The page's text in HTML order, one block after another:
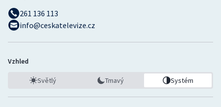
261 136 113
info@ceskatelevize.cz
Vzhled
Světlý Tmavý Systém